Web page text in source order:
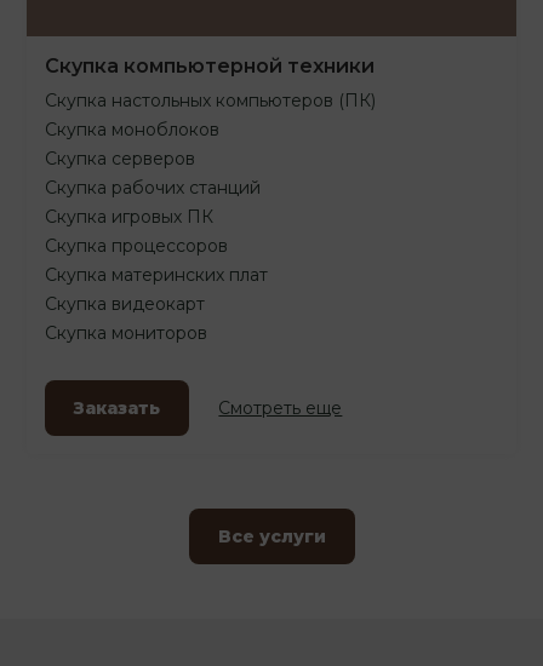
Скупка компьютерной техники
Скупка настольных компьютеров (ПК)
Скупка моноблоков
Скупка серверов
Скупка рабочих станций
Скупка игровых ПК
Скупка процессоров
Скупка материнских плат
Скупка видеокарт
Скупка мониторов
Заказать Смотреть еще
Все услуги